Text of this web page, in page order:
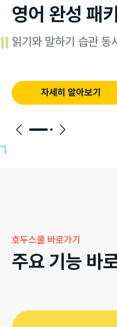
영어 완성 패
읽기와 말하기 습관 동
자세히 알아보기
호두스쿨 바로가기
주요 기능 바